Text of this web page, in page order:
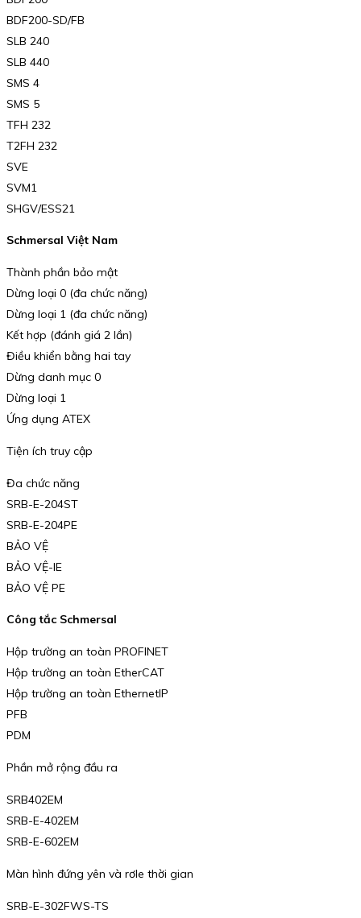
BDF200-SD/FB
SLB 240
SLB 440
SMS 4
SMS 5
TFH 232
T2FH 232
SVE
SVM1
SHGV/ESS21
Schmersal Việt Nam
Thành phần bảo mật
Dừng loại 0 (đa chức năng)
Dừng loại 1 (đa chức năng)
Kết hợp (đánh giá 2 lần)
Điều khiển bằng hai tay
Dừng danh mục 0
Dừng loại 1
Ứng dụng ATEX
Tiện ích truy cập
Đa chức năng
SRB-E-204ST
SRB-E-204PE
BẢO VỆ
BẢO VỆ-IE
BẢO VỆ PE
Công tắc Schmersal
Hộp trường an toàn PROFINET
Hộp trường an toàn EtherCAT
Hộp trường an toàn EthernetIP
PFB
PDM
Phần mở rộng đầu ra
SRB402EM
SRB-E-402EM
SRB-E-602EM
Màn hình đứng yên và rơle thời gian
SRB-E-302FWS-TS